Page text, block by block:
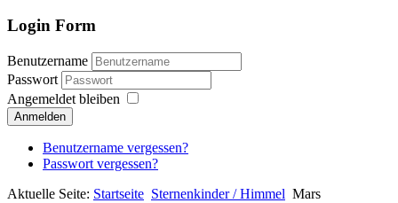
Login Form
Benutzername
Passwort
Angemeldet bleiben
Anmelden
Benutzername vergessen?
Passwort vergessen?
Aktuelle Seite: Startseite Sternenkinder / Himmel Mars